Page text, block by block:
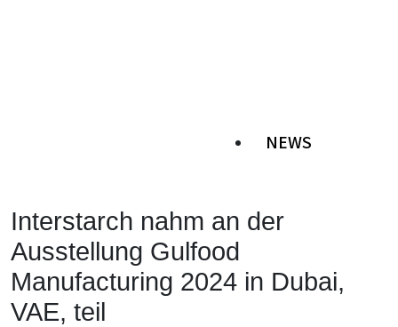
NEWS
Interstarch nahm an der
Ausstellung Gulfood
Manufacturing 2024 in Dubai,
VAE, teil